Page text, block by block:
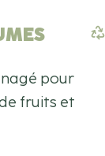
pour
fruits et